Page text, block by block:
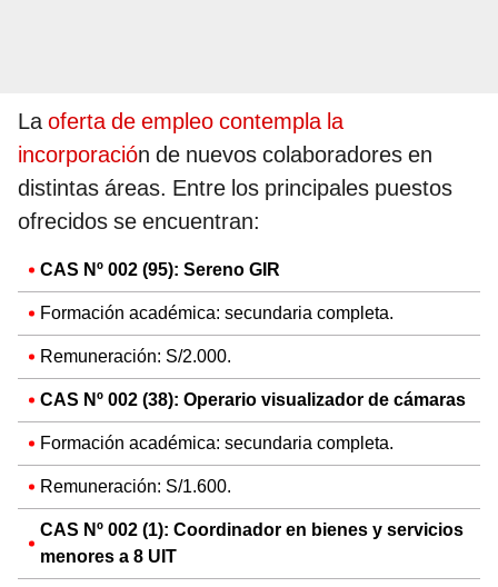
Laoferta de empleo contempla la
incorporación de nuevos colaboradores en
distintas áreas. Entre los principales puestos
ofrecidos se encuentran:
CAS Nº 002 (95): Sereno GIR
Formación académica: secundaria completa.
Remuneración: S/2.000.
CAS Nº 002 (38): Operario visualizador de cámaras
Formación académica: secundaria completa.
Remuneración: S/1.600.
CAS Nº 002 (1): Coordinador en bienes y servicios
menores a 8 UIT